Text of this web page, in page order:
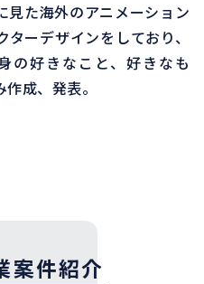
見た海外のアニメーション
ーデザインをしており、
の好きなこと、好きなも
成、発表。
案件紹介